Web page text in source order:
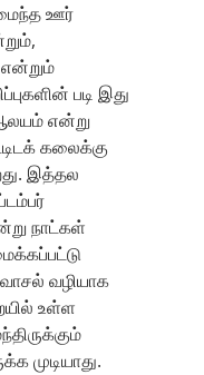
ஊர்
படி இது
என்று
கலைக்கு
இத்தல
நாட்கள்
வழியாக
உள்ள
முடியாது.